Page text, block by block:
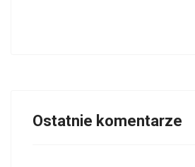
Ostatnie komentarze